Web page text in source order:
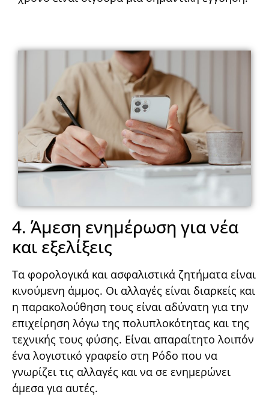
4. Άμεση ενημέρωση για νέα
και εξελίξεις
Τα φορολογικά και ασφαλιστικά ζητήματα είναι
κινούμενη άμμος. Οι αλλαγές είναι διαρκείς και
η παρακολούθηση τους είναι αδύνατη για την
επιχείρηση λόγω της πολυπλοκότητας και της
τεχνικής τους φύσης. Είναι απαραίτητο λοιπόν
ένα λογιστικό γραφείο στη Ρόδο που να
γνωρίζει τις αλλαγές και να σε ενημερώνει
άμεσα για αυτές.